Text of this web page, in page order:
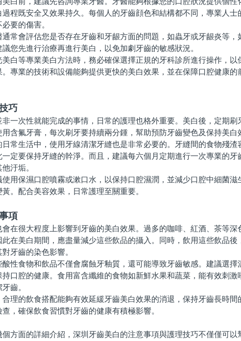
程既安全又效果持久。每個人的牙齒顔色和結構都不同，專業人士
要的傷害。
會評估您是否存在牙齒和牙龈方面的問題，如蟲牙或牙龈炎等，
您先進行治療再進行美白，以免加劇牙齒的敏感狀況。
等專業美白方法時，務必確保選擇正規的牙科診所進行操作，以
。專業的技術和設備能夠提供更快的美白效果，並在保障口腔健康的
巧
次性就能完成的事情，日常的護理也格外重要。美白後，定期刷
含氟牙膏，每次刷牙要持續兩分鍾，幫助預防牙齒變色及保持美白
生活中，使用牙線清潔牙縫也是非常必要的。牙縫間的食物殘渣
一定要保持牙縫的幹淨。而且，建議每六個月定期進行一次專業的牙
汙垢。
保濕口腔噴霧或漱口水，以保持口腔濕潤，並減少口腔中細菌滋
。配合美容效果，日常護理至關重要。
項
很大程度上影響到牙齒的美白效果。過多的咖啡、紅酒、茶等深
在美白期間，應盡量減少這些飲品的攝入。同時，飲用這些飲品後
牙齒的染色影響。
食物和飲品不僅會腐蝕牙釉質，還可能導致牙齒敏感。建議選擇
口腔的健康。食用富含纖維的食物如新鮮水果和蔬菜，能有效刺激
齒。
的飲食搭配能夠有效延緩牙齒美白效果的消退，保持牙齒長時間
，確保飲食習慣對牙齒的健康有積極影響。
面的詳細介紹，深圳牙齒美白的注意事項與護理技巧不僅僅可以